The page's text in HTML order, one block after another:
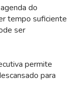
do
tempo suficiente
ser
permite
para